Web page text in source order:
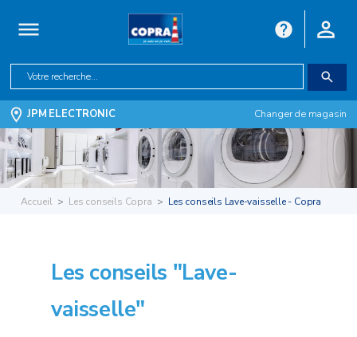
JPM ELECTRONIC Changer de magasin
Accueil Les conseils Copra Les conseils Lave-vaisselle - Copra
Les conseils "Lave-
vaisselle"